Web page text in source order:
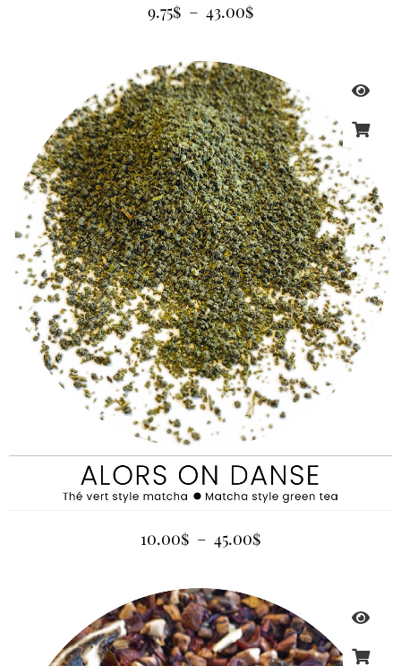
9.75$ – 43.00$
10.00$ – 45.00$